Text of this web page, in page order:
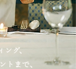
グ、
トまで、